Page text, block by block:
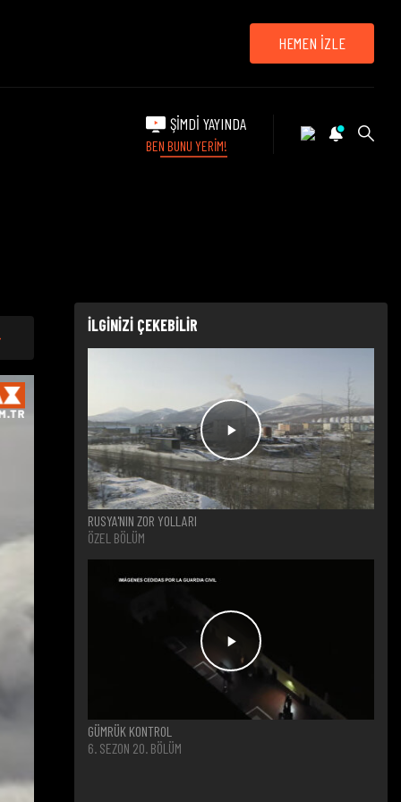
HEMEN İZLE
ŞİMDİ YAYINDA
BEN BUNU YERİM!
İLGİNİZİ ÇEKEBİLİR
RUSYA'NIN ZOR YOLLARI
ÖZEL BÖLÜM
GÜMRÜK KONTROL
6. SEZON 20. BÖLÜM